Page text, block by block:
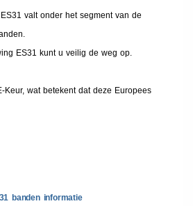
valt onder het segment van de
ES31 kunt u veilig de weg op.
Keur, wat betekent dat deze Europees
banden informatie